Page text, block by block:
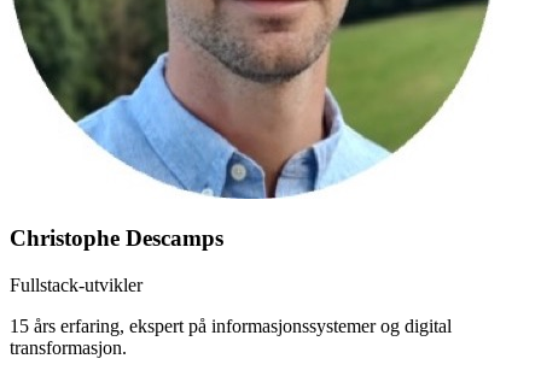
Christophe Descamps
Fullstack-utvikler
15 års erfaring, ekspert på informasjonssystemer og digital
transformasjon.